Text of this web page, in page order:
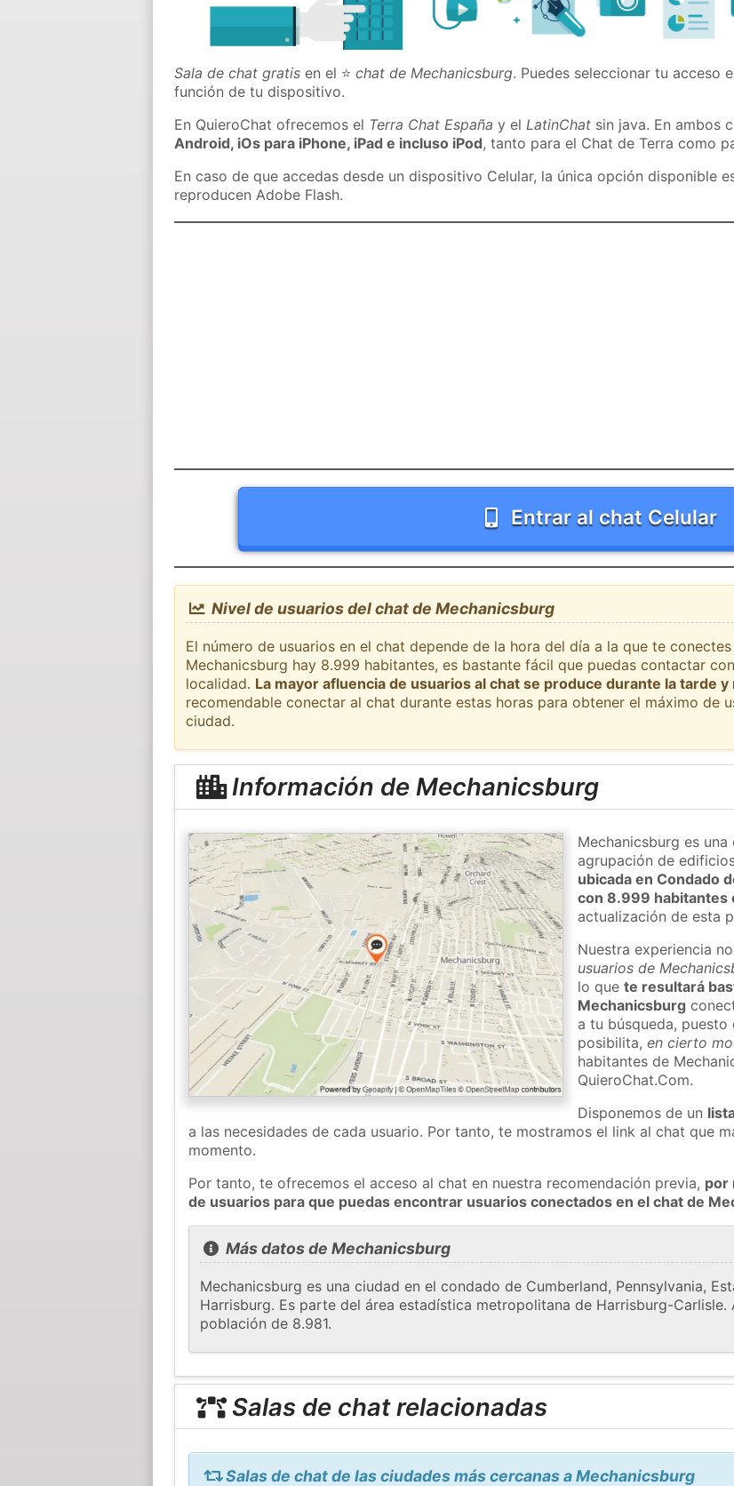
Sala de chat gratis en el ⭐chat de Mechanicsburg. Puedes seleccionar tu acceso
función de tu dispositivo.
En QuieroChat ofrecemos el Terra Chat España y elLatinChat sin java. En ambos
Android, iOs para iPhone, iPad e incluso iPod, tanto para el Chat de Terra como
En caso de que accedas desde un dispositivo Celular, la única opción disponible
reproducen Adobe Flash.
Entrar al chat Celular
Nivel de usuarios del chat de Mechanicsburg
El número de usuarios en el chat depende de la hora del día a la que te
Mechanicsburg hay 8.999 habitantes, es bastante fácil que puedas contactar
localidad. La mayor afluencia de usuarios al chat se produce durante la tarde y
recomendable conectar al chat durante estas horas para obtener el máximo de
ciudad.
Información de Mechanicsburg
Mechanicsburg es
agrupación de
ubicada en Condado
con 8.999 habitantes
actualización de esta
Nuestra experiencia
usuarios de
lo quete resultará
Mechanicsburg
a tu búsqueda,
posibilita,en cierto
habitantes de
QuieroChat.Com.
Disponemos de un
a las necesidades de cada usuario. Por tanto, te mostramos el link al chat que
momento.
Por tanto, te ofrecemos el acceso al chat en nuestra recomendación previa, por
de usuarios para que puedas encontrar usuarios conectados en el chat de
Más datos de Mechanicsburg
Mechanicsburg es una ciudad en el condado de Cumberland, Pennsylvania,
Harrisburg. Es parte del área estadística metropolitana de Harrisburg-
población de 8.981.
Salas de chat relacionadas
Salas de chat de las ciudades más cercanas a Mechanicsburg